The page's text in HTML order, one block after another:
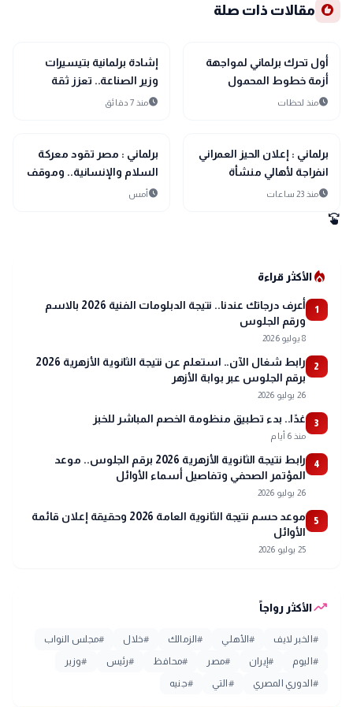
recommend مقالات ذات صلة
account_balance
برلمان ونواب
أول تحرك برلماني لمواجهة
أزمة خطوط المحمول
المسجلة دون علم أصحابها
scheduleمنذ لحظات
account_balance
برلمان ونواب
إشادة برلمانية بتيسيرات
وزير الصناعة.. تعزز ثقة
المستثمرين وتدفع عجلة
scheduleمنذ 7 دقائق
account_balance
برلمان ونواب
برلماني : إعلان الحيز العمراني
انفراجة لأهالي منشأة
القناطر ونقطة انطلاق
scheduleمنذ 23 ساعات
account_balance
برلمان ونواب
برلماني : مصر تقود معركة
السلام والإنسانية.. وموقف
الرئيس السيسي تجاه
scheduleأمس
swipe
local_fire_departmentالأكثر قراءة
1
أعرف درجاتك عندنا.. نتيجة الدبلومات الفنية 2026 بالاسم
ورقم الجلوس
8 يوليو 2026
2
رابط شغال الآن.. استعلم عن نتيجة الثانوية الأزهرية 2026
برقم الجلوس عبر بوابة الأزهر
26 يوليو 2026
3 غدًا.. بدء تطبيق منظومة الخصم المباشر للخبز
منذ 6 أيام
4
رابط نتيجة الثانوية الأزهرية 2026 برقم الجلوس.. موعد
المؤتمر الصحفي وتفاصيل أسماء الأوائل
26 يوليو 2026
5
موعد حسم نتيجة الثانوية العامة 2026 وحقيقة إعلان قائمة
الأوائل
25 يوليو 2026
trending_upالأكثر رواجاً
#الخبر لايف #الأهلي #الزمالك #خلال #مجلس النواب
#اليوم #إيران #مصر #محافظ #رئيس #وزير
#الدوري المصري #التي #جنيه